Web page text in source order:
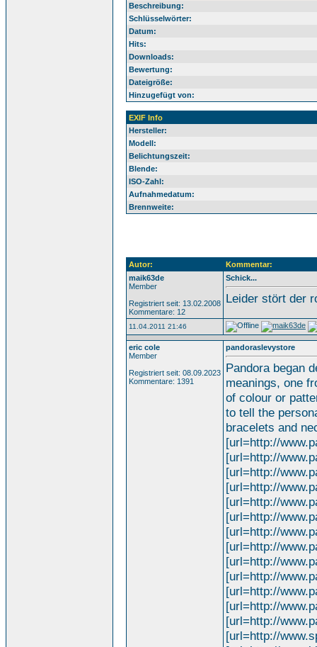
Beschreibung:
Schlüsselwörter:
Datum:
Hits:
Downloads:
Bewertung:
Dateigröße:
Hinzugefügt von:
EXIF Info
Hersteller:
Modell:
Belichtungszeit:
Blende:
ISO-Zahl:
Aufnahmedatum:
Brennweite:
Autor:
Kommentar:
maik63de
Member
Registriert seit: 13.02.2008
Kommentare: 12
Schick...
Leider stört der
11.04.2011 21:46
eric cole
Member
Registriert seit: 08.09.2023
Kommentare: 1391
pandoraslevystore
Pandora began
meanings, one
of colour or
to tell the
bracelets and
[url=http://
[url=http://
[url=http://
[url=http://
[url=http://
[url=http://
[url=http://
[url=http://
[url=http://
[url=http://
[url=http://
[url=http://
[url=http://
[url=http://